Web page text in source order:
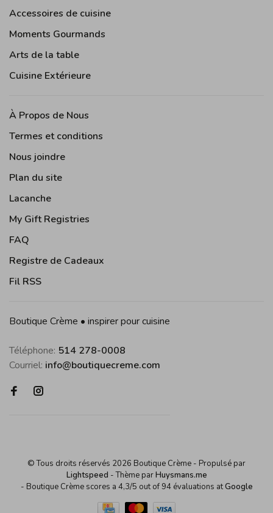
Accessoires de cuisine
Moments Gourmands
Arts de la table
Cuisine Extérieure
À Propos de Nous
Termes et conditions
Nous joindre
Plan du site
Lacanche
My Gift Registries
FAQ
Registre de Cadeaux
Fil RSS
Boutique Crème • inspirer pour cuisine
Téléphone: 514 278-0008
Courriel: info@boutiquecreme.com
© Tous droits réservés 2026 Boutique Crème - Propulsé par
Lightspeed - Thème parHuysmans.me
- Boutique Crème scores a 4,3/5 out of94 évaluations atGoogle